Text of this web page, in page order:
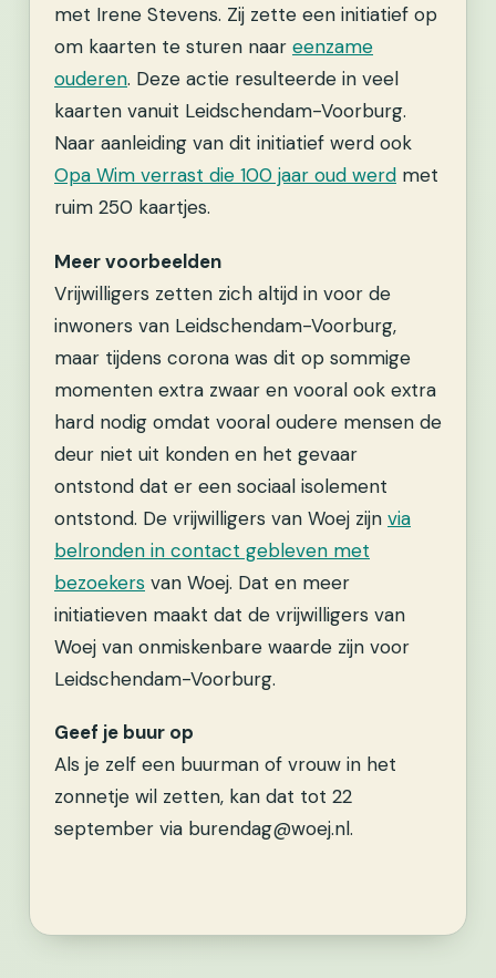
met Irene Stevens. Zij zette een initiatief op
om kaarten te sturen naar eenzame
ouderen. Deze actie resulteerde in veel
kaarten vanuit Leidschendam-Voorburg.
Naar aanleiding van dit initiatief werd ook
Opa Wim verrast die 100 jaar oud werd met
ruim 250 kaartjes.
Meer voorbeelden
Vrijwilligers zetten zich altijd in voor de
inwoners van Leidschendam-Voorburg,
maar tijdens corona was dit op sommige
momenten extra zwaar en vooral ook extra
hard nodig omdat vooral oudere mensen de
deur niet uit konden en het gevaar
ontstond dat er een sociaal isolement
ontstond. De vrijwilligers van Woej zijn via
belronden in contact gebleven met
bezoekers van Woej. Dat en meer
initiatieven maakt dat de vrijwilligers van
Woej van onmiskenbare waarde zijn voor
Leidschendam-Voorburg.
Geef je buur op
Als je zelf een buurman of vrouw in het
zonnetje wil zetten, kan dat tot 22
september via burendag@woej.nl.